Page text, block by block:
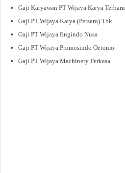
Gaji Karyawan PT Wijaya Karya Terbaru
Gaji PT Wijaya Karya (Persero) Tbk
Gaji PT Wijaya Engindo Nusa
Gaji PT Wijaya Promosindo Oetomo
Gaji PT Wijaya Machinery Perkasa